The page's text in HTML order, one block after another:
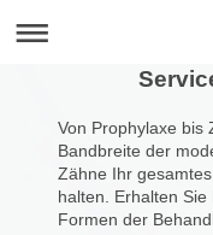
Von Prophylaxe bis
Bandbreite der
Zähne Ihr
halten. Erhalten
Formen der